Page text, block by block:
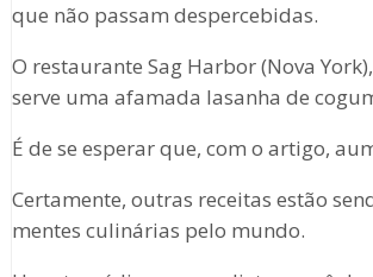
que não passam despercebidas.
O restaurante Sag Harbor (Nova
serve uma afamada lasanha de
É de se esperar que, com o artigo,
Certamente, outras receitas estão
mentes culinárias pelo mundo.